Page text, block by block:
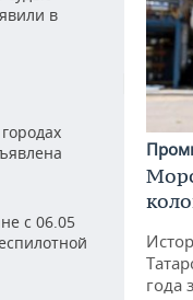
в
с 06.05
года